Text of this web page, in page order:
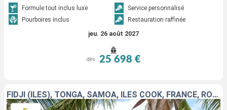
Formule tout inclus luxe
Service personnalisé
Pourboires inclus
Restauration raffinée
jeu. 26 août 2027
dès 25 698 €
FIDJI (ÎLES), TONGA, SAMOA, ÎLES COOK, FRANCE, ROYAUME-UNI, CHILI